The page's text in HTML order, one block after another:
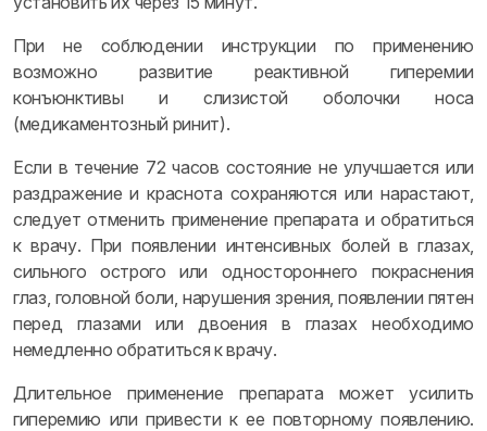
При не соблюдении инструкции по применению
возможно развитие реактивной гиперемии
конъюнктивы и слизистой оболочки носа
(медикаментозный ринит).
Если в течение 72 часов состояние не улучшается или
раздражение и краснота сохраняются или нарастают,
следует отменить применение препарата и обратиться
к врачу. При появлении интенсивных болей в глазах,
сильного острого или одностороннего покраснения
глаз, головной боли, нарушения зрения, появлении пятен
перед глазами или двоения в глазах необходимо
немедленно обратиться к врачу.
Длительное применение препарата может усилить
гиперемию или привести к ее повторному появлению.